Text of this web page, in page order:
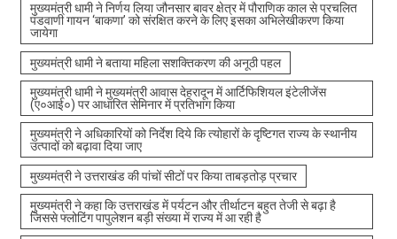
मुख्यमंत्री धामी ने निर्णय लिया जौनसार बावर क्षेत्र में पौराणिक काल से प्रचलित
पंडवाणी गायन ‘बाकणा’ को संरक्षित करने के लिए इसका अभिलेखीकरण किया
जायेगा
मुख्यमंत्री धामी ने बताया महिला सशक्तिकरण की अनूठी पहल
मुख्यमंत्री धामी ने मुख्यमंत्री आवास देहरादून में आर्टिफिशियल इंटेलीजेंस
(ए०आई०) पर आधारित सेमिनार में प्रतिभाग किया
मुख्यमंत्री ने अधिकारियों को निर्देश दिये कि त्योहारों के दृष्टिगत राज्य के स्थानीय
उत्पादों को बढ़ावा दिया जाए
मुख्यमंत्री ने उत्तराखंड की पांचों सीटों पर किया ताबड़तोड़ प्रचार
मुख्यमंत्री ने कहा कि उत्तराखंड में पर्यटन और तीर्थाटन बहुत तेजी से बढ़ा है
जिससे फ्लोटिंग पापुलेशन बड़ी संख्या में राज्य में आ रही है